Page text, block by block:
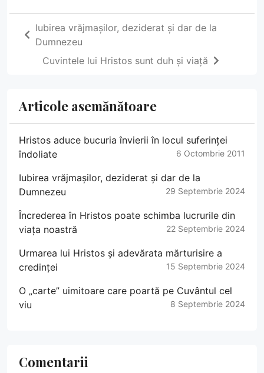
Iubirea vrăjmașilor, deziderat și dar de la
Dumnezeu
Cuvintele lui Hristos sunt duh și viață
Articole asemănătoare
Hristos aduce bucuria învierii în locul suferinței
îndoliate
6 Octombrie 2011
Iubirea vrăjmașilor, deziderat și dar de la
Dumnezeu
29 Septembrie 2024
Încrederea în Hristos poate schimba lucrurile din
viața noastră
22 Septembrie 2024
Urmarea lui Hristos și adevărata mărturisire a
credinței
15 Septembrie 2024
O „carte” uimitoare care poartă pe Cuvântul cel
viu
8 Septembrie 2024
Comentarii